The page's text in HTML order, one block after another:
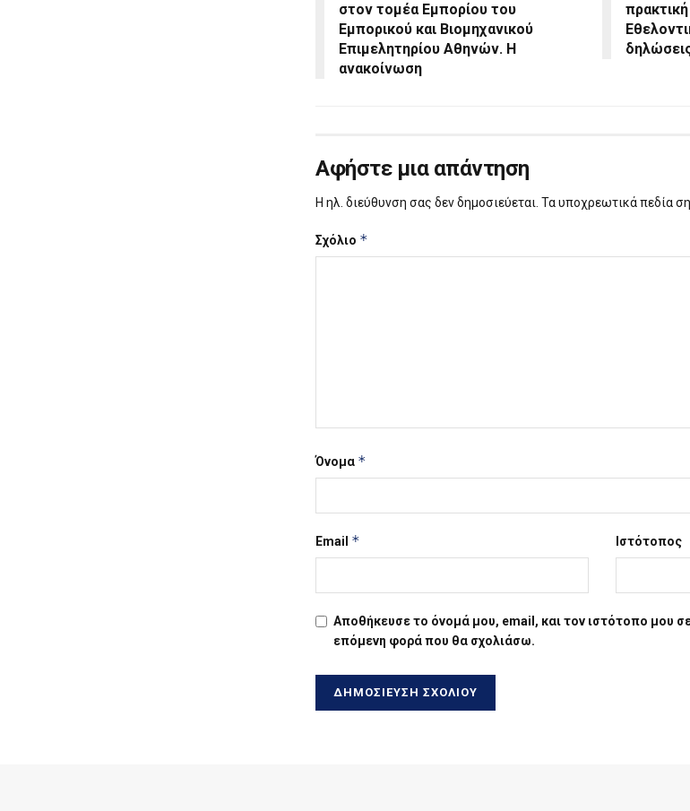
στον τομέα Εμπορίου του
Εμπορικού και Βιομηχανικού
Επιμελητηρίου Αθηνών. Η
ανακοίνωση
Αφήστε μια απάντηση
Η ηλ. διεύθυνση σας δεν δημοσιεύεται. Τα υποχρεωτικά πεδία
Σχόλιο *
Όνομα *
Email * Ιστότοπος
Αποθήκευσε το όνομά μου, email, και τον ιστότοπο μου
επόμενη φορά που θα σχολιάσω.